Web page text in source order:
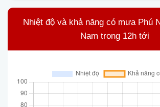
Nhiệt độ và khả năng có mưa Phú
Nam trong 12h tới